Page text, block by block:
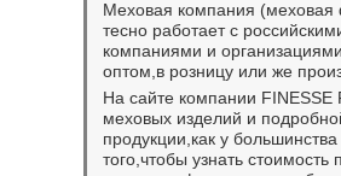
Меховая компания
тесно работает с
компаниями и
оптом,в розницу или же
На сайте компании FINESSE
меховых изделий и
продукции,как у
того,чтобы узнать